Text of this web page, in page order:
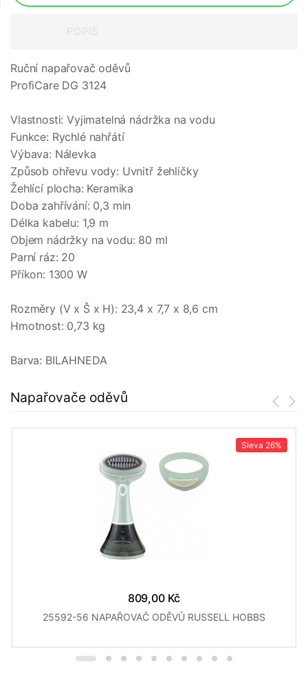
Ruční napařovač oděvů
ProfiCare DG 3124
Vlastnosti: Vyjimatelná nádržka na vodu
Funkce: Rychlé nahřátí
Výbava: Nálevka
Způsob ohřevu vody: Uvnitř žehličky
Žehlící plocha: Keramika
Doba zahřívání: 0,3 min
Délka kabelu: 1,9 m
Objem nádržky na vodu: 80 ml
Parní ráz: 20
Příkon: 1300 W
Rozměry (V x Š x H): 23,4 x 7,7 x 8,6 cm
Hmotnost: 0,73 kg
Barva: BILAHNEDA
Napařovače oděvů
Sleva 26%
809,00 Kč
25592-56 NAPAŘOVAČ ODĚVŮ RUSSELL HOBBS